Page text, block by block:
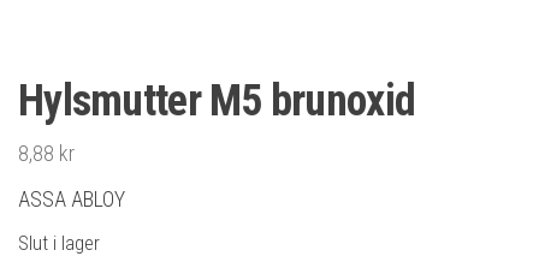
Hylsmutter M5 brunoxid
8,88 kr
ASSA ABLOY
Slut i lager